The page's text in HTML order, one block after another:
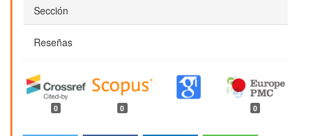
Sección
Reseñas
0 0 0